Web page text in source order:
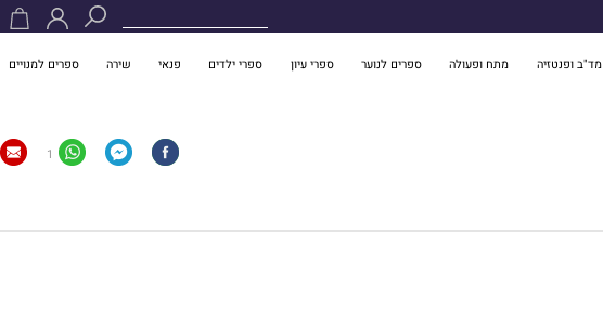
מד"ב ופנטזיה מתח ופעולה ספרים לנוער ספרי עיון ספרי ילדים פנאי שירה ספרים למנויים
1